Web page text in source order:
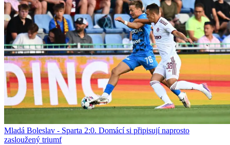
Mladá Boleslav - Sparta 2:0. Domácí si připisují naprosto
zasloužený triumf